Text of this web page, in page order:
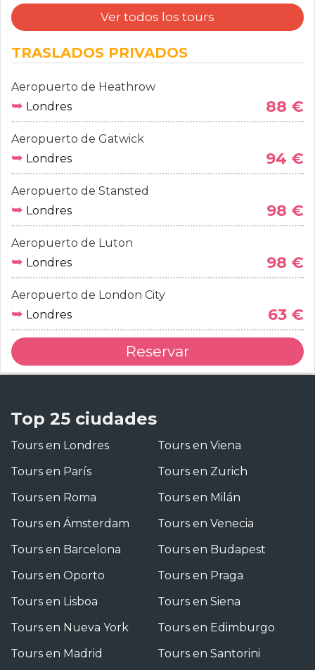
Ver todos los tours
TRASLADOS PRIVADOS
Aeropuerto de Heathrow
➥ Londres 88 €
Aeropuerto de Gatwick
➥ Londres 94 €
Aeropuerto de Stansted
➥ Londres 98 €
Aeropuerto de Luton
➥ Londres 98 €
Aeropuerto de London City
➥ Londres 63 €
Reservar
Top 25 ciudades
Tours en Londres
Tours en París
Tours en Roma
Tours en Ámsterdam
Tours en Barcelona
Tours en Oporto
Tours en Lisboa
Tours en Nueva York
Tours en Madrid
Tours en Viena
Tours en Zurich
Tours en Milán
Tours en Venecia
Tours en Budapest
Tours en Praga
Tours en Siena
Tours en Edimburgo
Tours en Santorini